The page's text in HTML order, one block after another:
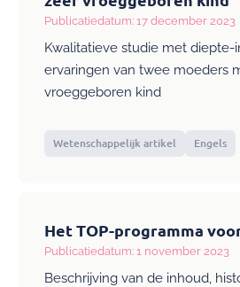
Publicatiedatum: 17 december 2023
Kwalitatieve studie met diepte-
ervaringen van twee moeders
vroeggeboren kind
Wetenschappelijk artikel Engels
Het TOP-programma
Publicatiedatum: 1 november 2023
Beschrijving van de inhoud,